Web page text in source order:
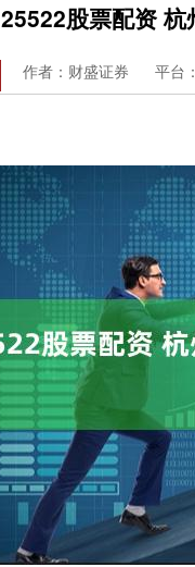
25522股票配资
作者：财盛证券 平台